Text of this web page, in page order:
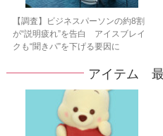
【調査】ビジネスパーソンの約8割
が“説明疲れ”を告白 アイスブレイ
クも“聞きパ”を下げる要因に
アイテム